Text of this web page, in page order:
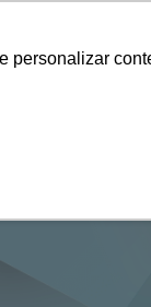
personalizar